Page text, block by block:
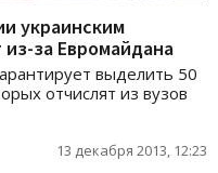
украинским
за Евромайдана
выделить 50
отчислят из вузов
13 декабря 2013, 12:23